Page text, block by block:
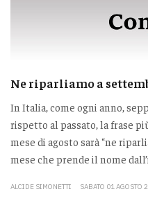
Ne riparliamo a
In Italia, come ogni anno,
rispetto al passato, la frase
mese di agosto sarà “ne
mese che prende il nome
ALCIDE SIMONETTI SABATO 01 AGOSTO